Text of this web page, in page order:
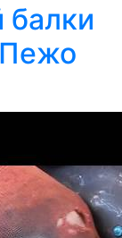
балки